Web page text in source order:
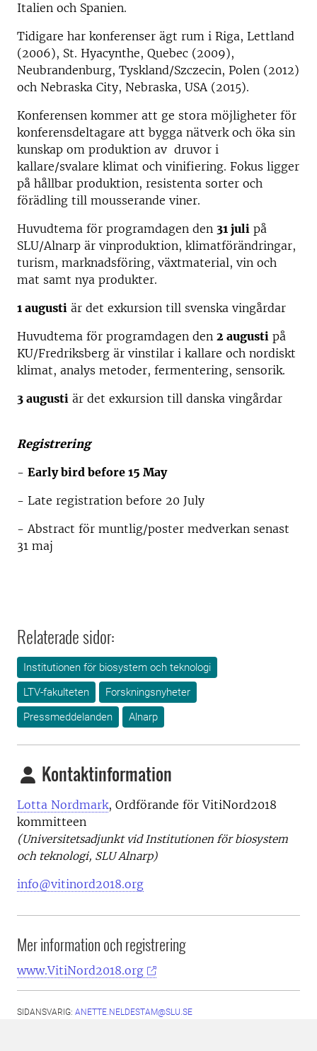
Italien och Spanien.
Tidigare har konferenser ägt rum i Riga, Lettland
(2006), St. Hyacynthe, Quebec (2009),
Neubrandenburg, Tyskland/Szczecin, Polen (2012)
och Nebraska City, Nebraska, USA (2015).
Konferensen kommer att ge stora möjligheter för
konferensdeltagare att bygga nätverk och öka sin
kunskap om produktion av druvor i
kallare/svalare klimat och vinifiering. Fokus ligger
på hållbar produktion, resistenta sorter och
förädling till mousserande viner.
Huvudtema för programdagen den 31 juli på
SLU/Alnarp är vinproduktion, klimatförändringar,
turism, marknadsföring, växtmaterial, vin och
mat samt nya produkter.
1 augusti är det exkursion till svenska vingårdar
Huvudtema för programdagen den 2 augusti på
KU/Fredriksberg är vinstilar i kallare och nordiskt
klimat, analys metoder, fermentering, sensorik.
3 augusti är det exkursion till danska vingårdar
Registrering
- Early bird before 15 May
- Late registration before 20 July
- Abstract för muntlig/poster medverkan senast
31 maj
Relaterade sidor:
Institutionen för biosystem och teknologi
LTV-fakulteten
Forskningsnyheter
Pressmeddelanden
Alnarp
Kontaktinformation
Lotta Nordmark, Ordförande för VitiNord2018
kommitteen
(Universitetsadjunkt vid Institutionen för biosystem
och teknologi, SLU Alnarp)
info@vitinord2018.org
Mer information och registrering
www.VitiNord2018.org
SIDANSVARIG: ANETTE.NELDESTAM@SLU.SE